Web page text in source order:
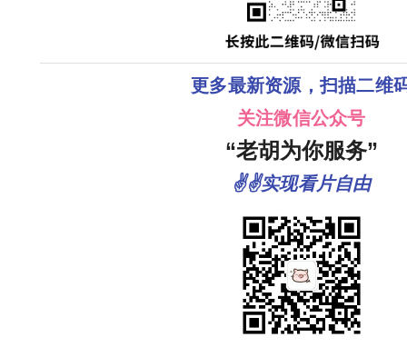
更多最新资源，扫描二维
关注微信公众号
“老胡为你服务”
✌✌实现看片自由